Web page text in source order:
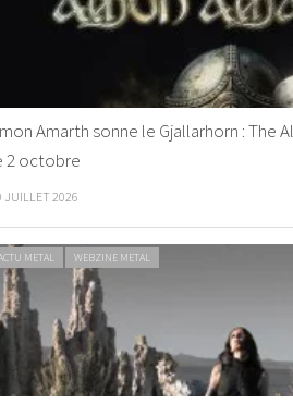
Amarth sonne le Gjallarhorn : The
2 octobre
JUILLET 2026
METAL WEBZINE METAL